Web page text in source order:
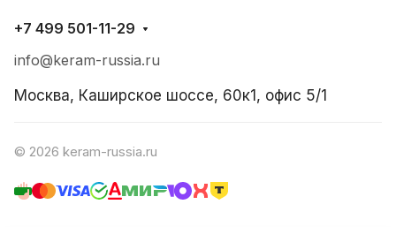
+7 499 501-11-29
info@keram-russia.ru
Москва, Каширское шоссе, 60к1, офис 5/1
© 2026 keram-russia.ru